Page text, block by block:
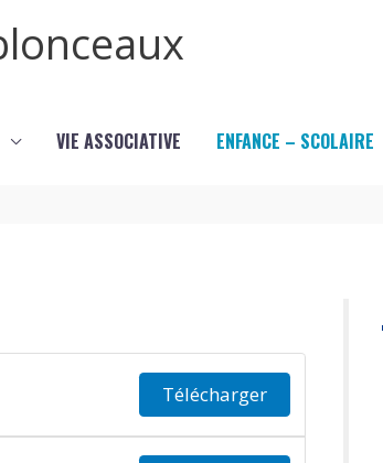
VIE ASSOCIATIVE ENFANCE – SCOLAIRE
Télécharger